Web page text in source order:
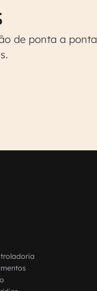
de ponta a ponta